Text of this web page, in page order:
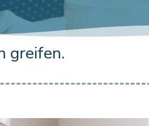
greifen.